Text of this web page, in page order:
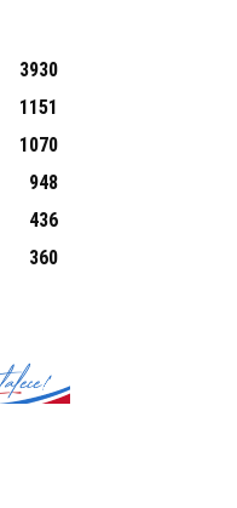
3930
1151
1070
948
436
360